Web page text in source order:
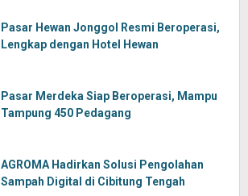
Pasar Hewan Jonggol Resmi Beroperasi,
Lengkap dengan Hotel Hewan
Pasar Merdeka Siap Beroperasi, Mampu
Tampung 450 Pedagang
AGROMA Hadirkan Solusi Pengolahan
Sampah Digital di Cibitung Tengah